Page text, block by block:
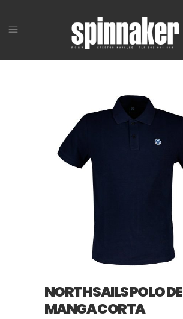
NORTH SAILS POLO DE
MANGA CORTA